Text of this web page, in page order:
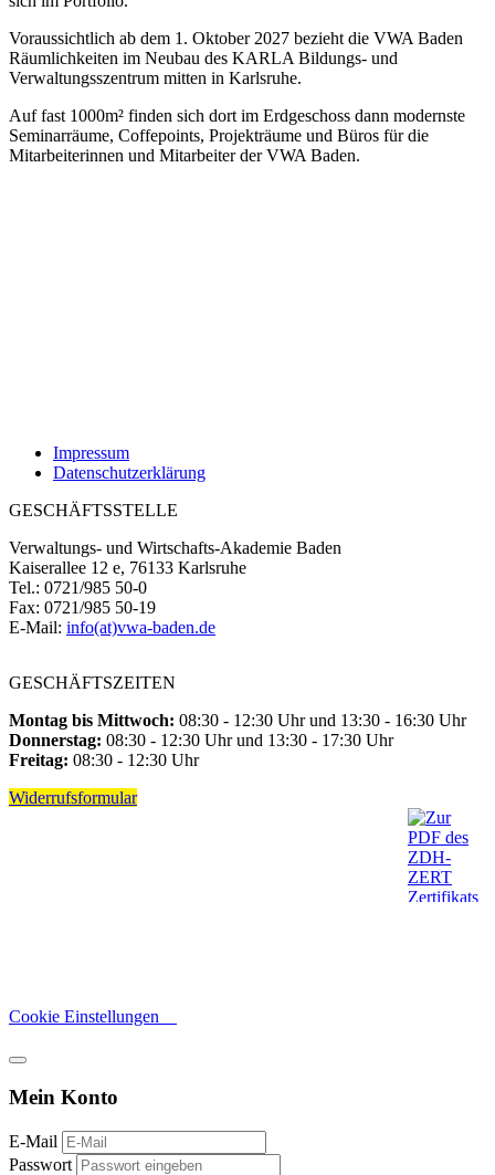
Voraussichtlich ab dem 1. Oktober 2027 bezieht die VWA Baden
Räumlichkeiten im Neubau des KARLA Bildungs- und
Verwaltungsszentrum mitten in Karlsruhe.
Auf fast 1000m² finden sich dort im Erdgeschoss dann modernste
Seminarräume, Coffepoints, Projekträume und Büros für die
Mitarbeiterinnen und Mitarbeiter der VWA Baden.
Impressum
Datenschutzerklärung
GESCHÄFTSSTELLE
Verwaltungs- und Wirtschafts-Akademie Baden
Kaiserallee 12 e, 76133 Karlsruhe
Tel.: 0721/985 50-0
Fax: 0721/985 50-19
E-Mail: info(at)vwa-baden.de
GESCHÄFTSZEITEN
Montag bis Mittwoch: 08:30 - 12:30 Uhr und 13:30 - 16:30 Uhr
Donnerstag: 08:30 - 12:30 Uhr und 13:30 - 17:30 Uhr
Freitag: 08:30 - 12:30 Uhr
Widerrufsformular
Cookie Einstellungen
Mein Konto
E-Mail
Passwort